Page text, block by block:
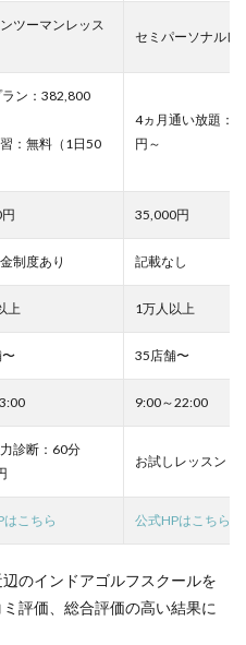
ツーマンレッス
セミパーソナルレ
ン：382,800
：無料（1日50
4ヵ月通い放題：
円～
35,000円
制度あり 記載なし
上 1万人以上
35店舗〜
9:00～22:00
診断：60分
お試しレッスン：
はこちら 公式HPはこちら
のインドアゴルフスクールを
評価、総合評価の高い結果に